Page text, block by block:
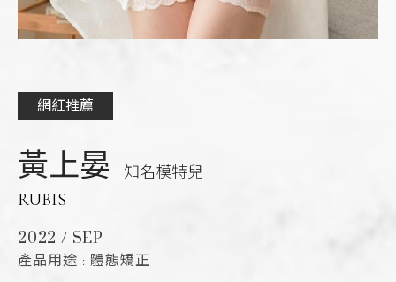
網紅推薦
黃上晏 知名模特兒
RUBIS
2022 / SEP
產品用途 : 體態矯正